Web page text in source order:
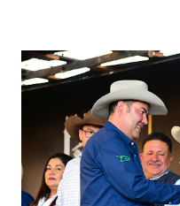
Corazón Urbano y el
informó que en este
metros cuadrados de
Nieto, entre Jesús F.
lo que se aplicará pintura
llevará este programa a